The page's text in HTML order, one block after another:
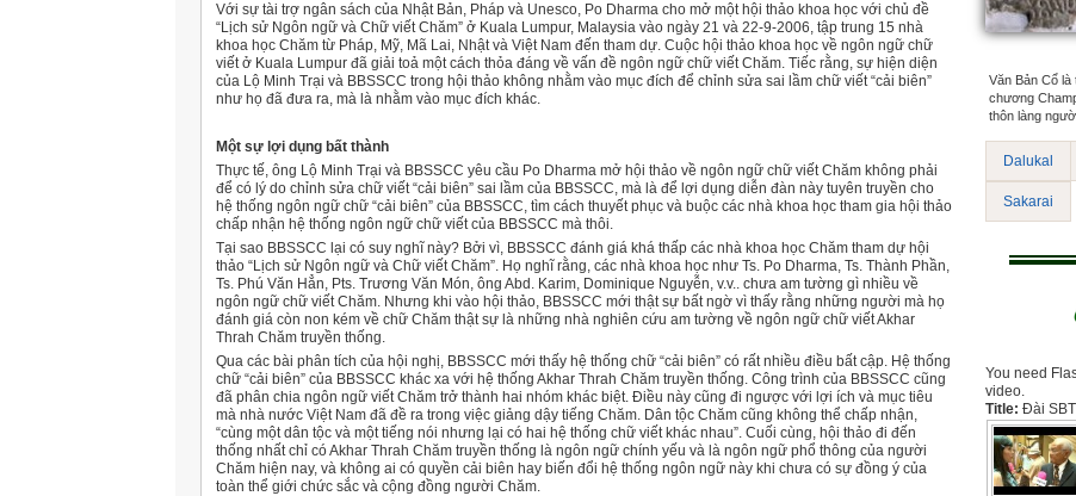
Với sự tài trợ ngân sách của Nhật Bản, Pháp và Unesco, Po Dharma cho mở một hội thảo khoa học với chủ đề
“Lịch sử Ngôn ngữ và Chữ viết Chăm” ở Kuala Lumpur, Malaysia vào ngày 21 và 22-9-2006, tập trung 15 nhà
khoa học Chăm từ Pháp, Mỹ, Mã Lai, Nhật và Việt Nam đến tham dự. Cuộc hội thảo khoa học về ngôn ngữ chữ
viết ở Kuala Lumpur đã giải toả một cách thỏa đáng về vấn đề ngôn ngữ chữ viết Chăm. Tiếc rằng, sự hiện diện
của Lộ Minh Trại và BBSSCC trong hội thảo không nhằm vào mục đích để chỉnh sửa sai lầm chữ viết “cải biên”
như họ đã đưa ra, mà là nhằm vào mục đích khác.
Một sự lợi dụng bất thành
Thực tế, ông Lộ Minh Trại và BBSSCC yêu cầu Po Dharma mở hội thảo về ngôn ngữ chữ viết Chăm không phải
để có lý do chỉnh sửa chữ viết “cải biên” sai lầm của BBSSCC, mà là để lợi dụng diễn đàn này tuyên truyền cho
hệ thống ngôn ngữ chữ “cải biên” của BBSSCC, tìm cách thuyết phục và buộc các nhà khoa học tham gia hội thảo
chấp nhận hệ thống ngôn ngữ chữ viết của BBSSCC mà thôi.
Tại sao BBSSCC lại có suy nghĩ này? Bởi vì, BBSSCC đánh giá khá thấp các nhà khoa học Chăm tham dự hội
thảo “Lịch sử Ngôn ngữ và Chữ viết Chăm”. Họ nghĩ rằng, các nhà khoa học như Ts. Po Dharma, Ts. Thành Phần,
Ts. Phú Văn Hẳn, Pts. Trương Văn Món, ông Abd. Karim, Dominique Nguyễn, v.v.. chưa am tường gì nhiều về
ngôn ngữ chữ viết Chăm. Nhưng khi vào hội thảo, BBSSCC mới thật sự bất ngờ vì thấy rằng những người mà họ
đánh giá còn non kém về chữ Chăm thật sự là những nhà nghiên cứu am tường về ngôn ngữ chữ viết Akhar
Thrah Chăm truyền thống.
Qua các bài phân tích của hội nghị, BBSSCC mới thấy hệ thống chữ “cải biên” có rất nhiều điều bất cập. Hệ thống
chữ “cải biên” của BBSSCC khác xa với hệ thống Akhar Thrah Chăm truyền thống. Công trình của BBSSCC cũng
đã phân chia ngôn ngữ viết Chăm trở thành hai nhóm khác biệt. Ðiều này cũng đi ngược với lợi ích và mục tiêu
mà nhà nước Việt Nam đã đề ra trong việc giảng dậy tiếng Chăm. Dân tộc Chăm cũng không thể chấp nhận,
“cùng một dân tộc và một tiếng nói nhưng lại có hai hệ thống chữ viết khác nhau”. Cuối cùng, hội thảo đi đến
thống nhất chỉ có Akhar Thrah Chăm truyền thống là ngôn ngữ chính yếu và là ngôn ngữ phổ thông của người
Chăm hiện nay, và không ai có quyền cải biên hay biến đổi hệ thống ngôn ngữ này khi chưa có sự đồng ý của
toàn thể giới chức sắc và cộng đồng người Chăm.
Văn Bản Cổ
chương
thôn làng
Dalukal
Sakarai
You need
video.
Title: Đài